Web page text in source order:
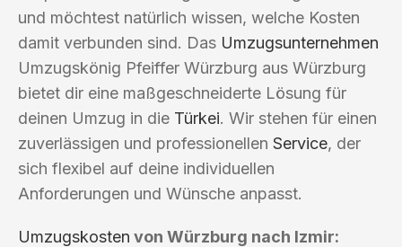
und möchtest natürlich wissen, welche Kosten
damit verbunden sind. Das Umzugsunternehmen
Umzugskönig Pfeiffer Würzburg aus Würzburg
bietet dir eine maßgeschneiderte Lösung für
deinen Umzug in die Türkei. Wir stehen für einen
zuverlässigen und professionellen Service, der
sich flexibel auf deine individuellen
Anforderungen und Wünsche anpasst.
Umzugskosten von Würzburg nach Izmir: